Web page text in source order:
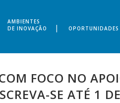
AMBIENTES
DE INOVAÇÃO
OPORTUNIDADES
FOCO NO
SE ATÉ 1